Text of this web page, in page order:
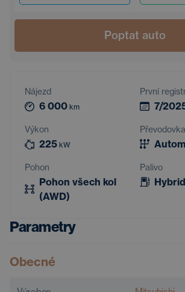
Poptat auto
Nájezd
6 000 km
První
7/
Výkon
225 kW
Převodovka
Pohon
Pohon všech kol
(AWD)
Palivo
Parametry
Obecné